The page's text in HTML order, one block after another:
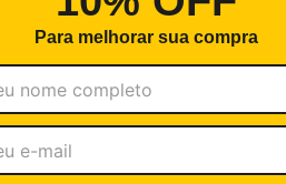
Para melhorar sua compra